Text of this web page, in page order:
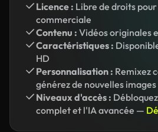
Licence : Libre de droits
commerciale
Contenu : Vidéos originales
Caractéristiques :
HD
Personnalisation : Remixez
générez de nouvelles images
Niveaux d'accès :
complet et l'IA avancée —